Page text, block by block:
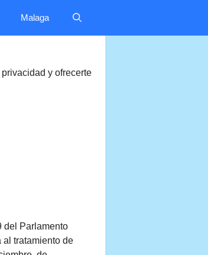
Malaga
y ofrecerte
del Parlamento
tratamiento de